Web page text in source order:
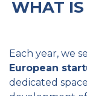
WHAT IS
Each year, we
European
dedicated